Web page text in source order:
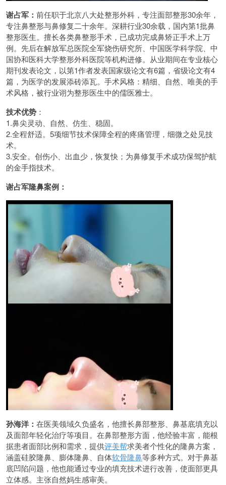
谢占军： 前任职于北京八大处整形外科，专注面部整形30余年，
专注鼻整形与鼻修复二十余年。深耕行业30余载，国内第1批鼻
整形医生。擅长各类鼻整形手术，已成功完成鼻矫正手术上万
例。先后在解放军总医院全军烧伤研究所、中国医学科学院、中
国协和医科大学整形外科医院等机构进修。从业期间在专业核心
期刊发表论文，以第1作者发表国家级论文有6篇，省级论文有4
篇，为医学的发展添砖添瓦。手术风格：精细、自然、唯美的手
术风格，被行业诩为整形医生中的儒医雅士。
技术优势 ：
1.鼻尖灵动、自然、仿生、稳固。
2.全程舒适。5项细节技术保障全程的疼痛管理，细微之处见技
术。
3.安全。创伤小、出血少，恢复快；为鼻修复手术成功保驾护航
的金手指技术。
谢占军隆鼻案例：
孙海洋： 在医美领域久负盛名，他擅长鼻部整形、鼻基底填充以
及面部年轻化治疗等项目。在鼻部整形方面，他经验丰富，能根
据患者面部比例和需求，提供评美帮求美者个性化的隆鼻方案，
涵盖硅胶隆鼻、膨体隆鼻、自体软骨隆鼻等多种方式。对于鼻基
底凹陷问题，他也能通过专业的填充技术进行改善，使面部更具
立体感。主张自然妈生感审美。